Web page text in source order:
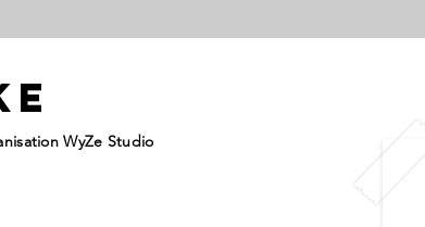
WyZe Studio